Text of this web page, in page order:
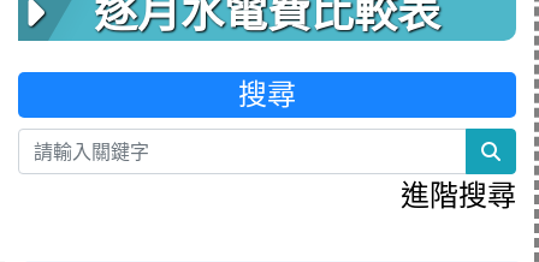
逐月水電費比較表
搜尋
進階搜尋